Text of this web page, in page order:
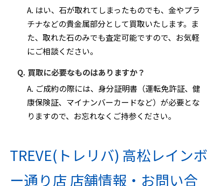
A. はい、石が取れてしまったものでも、金やプラ
チナなどの貴金属部分として買取いたします。ま
た、取れた石のみでも査定可能ですので、お気軽
にご相談ください。
Q. 買取に必要なものはありますか？
A. ご成約の際には、身分証明書（運転免許証、健
康保険証、マイナンバーカードなど）が必要とな
りますので、お忘れなくご持参ください。
TREVE(トレリバ) 高松レインボ
ー通り店 店舗情報・お問い合